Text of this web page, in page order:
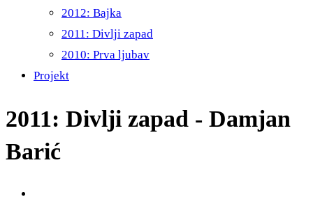
2012: Bajka
2011: Divlji zapad
2010: Prva ljubav
Projekt
2011: Divlji zapad - Damjan
Barić